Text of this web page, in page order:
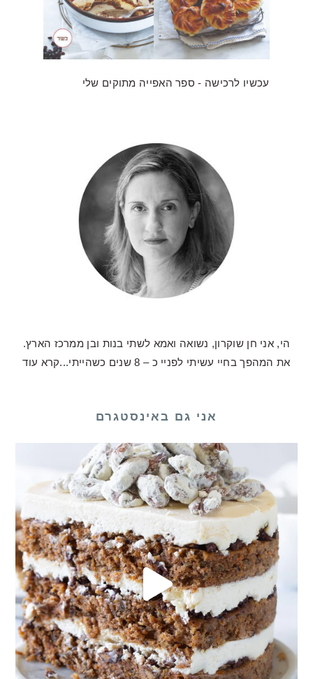
עכשיו לרכישה - ספר האפייה מתוקים שלי
הי, אני חן שוקרון, נשואה ואמא לשתי בנות ובן ממרכז הארץ.
את המהפך בחיי עשיתי לפניי כ – 8 שנים כשהייתי...
קרא עוד
אני גם באינסטגרם